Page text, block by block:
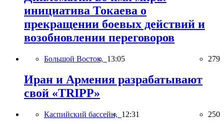
инициатива Токаева о
прекращении боевых действий и
возобновлении переговоров
Большой Восток, 13:05 279
Иран и Армения разрабатывают
свой «TRIPP»
Каспийский бассейн, 12:31 250